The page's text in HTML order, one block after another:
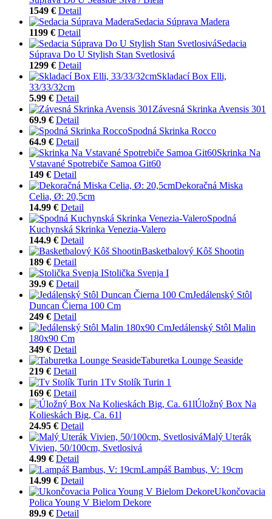
1549 € Detail
Sedacia Súprava Madera
1199 € Detail
Sedacia
Súprava Do U Stylish Stan Svetlosivá
1299 € Detail
Skladací Box Elli,
33/33/32cm
5.99 € Detail
Závesná Skrinka Avensis 301
69.9 € Detail
Spodná Skrinka Rocco
64.9 € Detail
Skrinka Na
Vstavané Spotrebiče Samoa Git60
149 € Detail
Dekoračná Miska
Celia, Ø: 20,5cm
14.99 € Detail
Spodná
Kuchynská Skrinka Venezia-Valero
144.9 € Detail
Basketbalový Kôš Shootin
189 € Detail
Stolička Svenja I
39.9 € Detail
Jedálenský Stôl
Duncan Čierna 100 Cm
249 € Detail
Jedálenský Stôl Malin
180x90 Cm
349 € Detail
Taburetka Lounge Seaside
219 € Detail
Tv Stolík Turin 1
169 € Detail
Úložný Box Na
Kolieskách Big, Ca. 61l
24.95 € Detail
Malý Uterák
Vivien, 50/100cm, Svetlosivá
4.99 € Detail
Lampáš Bambus, V: 19cm
14.99 € Detail
Ukončovacia
Polica Young V Bielom Dekore
89.9 € Detail